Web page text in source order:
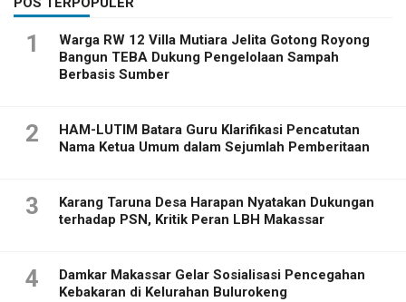
1
Warga RW 12 Villa Mutiara Jelita Gotong Royong
Bangun TEBA Dukung Pengelolaan Sampah
Berbasis Sumber
2
HAM-LUTIM Batara Guru Klarifikasi Pencatutan
Nama Ketua Umum dalam Sejumlah Pemberitaan
3
Karang Taruna Desa Harapan Nyatakan Dukungan
terhadap PSN, Kritik Peran LBH Makassar
4
Damkar Makassar Gelar Sosialisasi Pencegahan
Kebakaran di Kelurahan Bulurokeng